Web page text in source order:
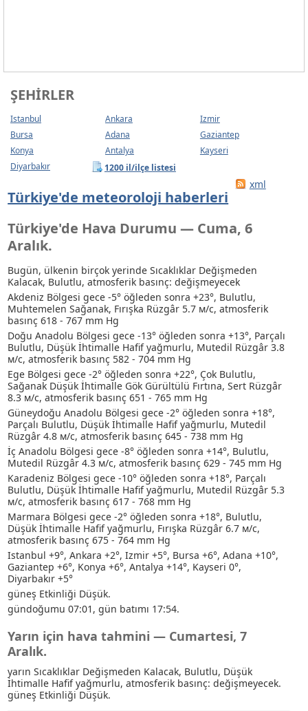
ŞEHIRLER
Istanbul Ankara
Izmir
Bursa
Adana
Gaziantep
Konya
Antalya
Kayseri
Diyarbakır
1200 il/ilçe listesi
Türkiye'de meteoroloji haberleri
xml
Türkiye'de Hava Durumu — Cuma, 6
Aralık.
Bugün, ülkenin birçok yerinde Sıcaklıklar Değişmeden
Kalacak, Bulutlu, atmosferik basınç: değişmeyecek
Akdeniz Bölgesi gece -5° öğleden sonra +23°, Bulutlu,
Muhtemelen Sağanak, Fırışka Rüzgâr 5.7 м/с, atmosferik
basınç 618 - 767 mm Hg
Doğu Anadolu Bölgesi gece -13° öğleden sonra +13°, Parçalı
Bulutlu, Düşük İhtimalle Hafif yağmurlu, Mutedil Rüzgâr 3.8
м/с, atmosferik basınç 582 - 704 mm Hg
Ege Bölgesi gece -2° öğleden sonra +22°, Çok Bulutlu,
Sağanak Düşük İhtimalle Gök Gürültülü Fırtına, Sert Rüzgâr
8.3 м/с, atmosferik basınç 651 - 765 mm Hg
Güneydoğu Anadolu Bölgesi gece -2° öğleden sonra +18°,
Parçalı Bulutlu, Düşük İhtimalle Hafif yağmurlu, Mutedil
Rüzgâr 4.8 м/с, atmosferik basınç 645 - 738 mm Hg
İç Anadolu Bölgesi gece -8° öğleden sonra +14°, Bulutlu,
Mutedil Rüzgâr 4.3 м/с, atmosferik basınç 629 - 745 mm Hg
Karadeniz Bölgesi gece -10° öğleden sonra +18°, Parçalı
Bulutlu, Düşük İhtimalle Hafif yağmurlu, Mutedil Rüzgâr 5.3
м/с, atmosferik basınç 617 - 768 mm Hg
Marmara Bölgesi gece -2° öğleden sonra +18°, Bulutlu,
Düşük İhtimalle Hafif yağmurlu, Fırışka Rüzgâr 6.7 м/с,
atmosferik basınç 675 - 764 mm Hg
Istanbul +9°, Ankara +2°, Izmir +5°, Bursa +6°, Adana +10°,
Gaziantep +6°, Konya +6°, Antalya +14°, Kayseri 0°,
Diyarbakır +5°
güneş Etkinliği Düşük.
gündoğumu 07:01, gün batımı 17:54.
Yarın için hava tahmini — Cumartesi, 7
Aralık.
yarın Sıcaklıklar Değişmeden Kalacak, Bulutlu, Düşük
İhtimalle Hafif yağmurlu, atmosferik basınç: değişmeyecek.
güneş Etkinliği Düşük.